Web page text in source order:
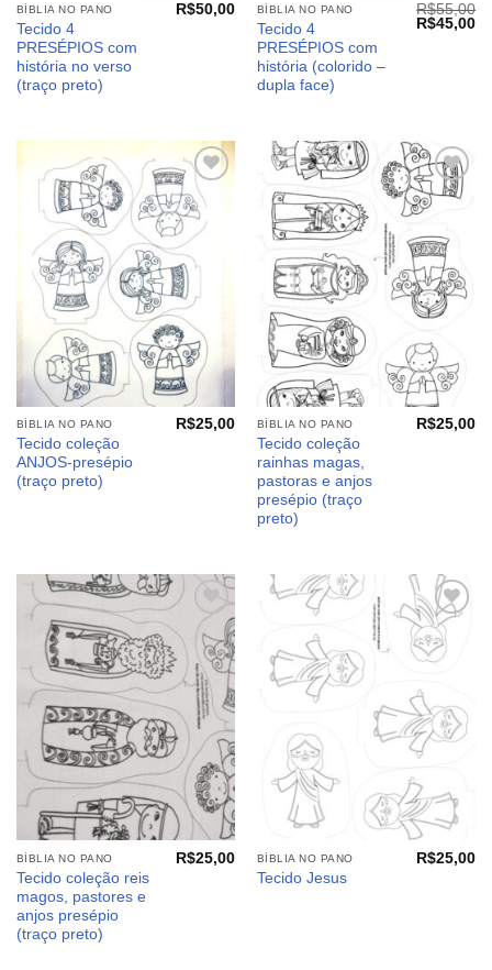
BÍBLIA NO PANO
Tecido 4
PRESÉPIOS com
história no verso
(traço preto)
R$50,00 BÍBLIA NO PANO
Tecido 4
PRESÉPIOS com
história (colorido –
dupla face)
R$55,00
O
R$45,00O
Adicionar
aos
meus
desejos
BÍBLIA NO PANO
Tecido coleção
ANJOS-presépio
(traço preto)
R$25,00
Adicionar
aos
desejos
BÍBLIA NO PANO
Tecido coleção
rainhas magas,
pastoras e anjos
presépio (traço
preto)
R$25,00
Adicionar
aos
meus
desejos
BÍBLIA NO PANO
Tecido coleção reis
magos, pastores e
anjos presépio
(traço preto)
R$25,00
Adicionar
aos
meus
BÍBLIA NO PANO
Tecido Jesus
R$25,00